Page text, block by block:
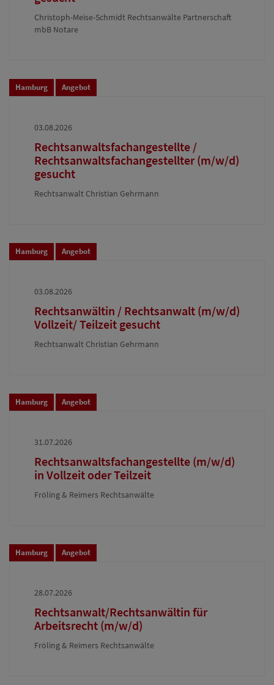
Christoph-Meise-Schmidt Rechtsanwälte Partnerschaft
mbB Notare
Hamburg Angebot
03.08.2026
Rechtsanwaltsfachangestellte /
Rechtsanwaltsfachangestellter (m/w/d)
gesucht
Rechtsanwalt Christian Gehrmann
Hamburg Angebot
03.08.2026
Rechtsanwältin / Rechtsanwalt (m/w/d)
Vollzeit/ Teilzeit gesucht
Rechtsanwalt Christian Gehrmann
Hamburg Angebot
31.07.2026
Rechtsanwaltsfachangestellte (m/w/d)
in Vollzeit oder Teilzeit
Fröling & Reimers Rechtsanwälte
Hamburg Angebot
28.07.2026
Rechtsanwalt/Rechtsanwältin für
Arbeitsrecht (m/w/d)
Fröling & Reimers Rechtsanwälte